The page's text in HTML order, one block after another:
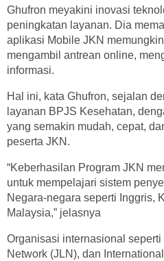
Ghufron meyakini inovasi
peningkatan layanan. Dia
aplikasi Mobile JKN
mengambil antrean online,
informasi.
Hal ini, kata Ghufron, sejalan
layanan BPJS Kesehatan,
yang semakin mudah, cepat,
peserta JKN.
“Keberhasilan Program JKN
untuk mempelajari sistem
Negara-negara seperti Inggris,
Malaysia,” jelasnya
Organisasi internasional
Network (JLN), dan